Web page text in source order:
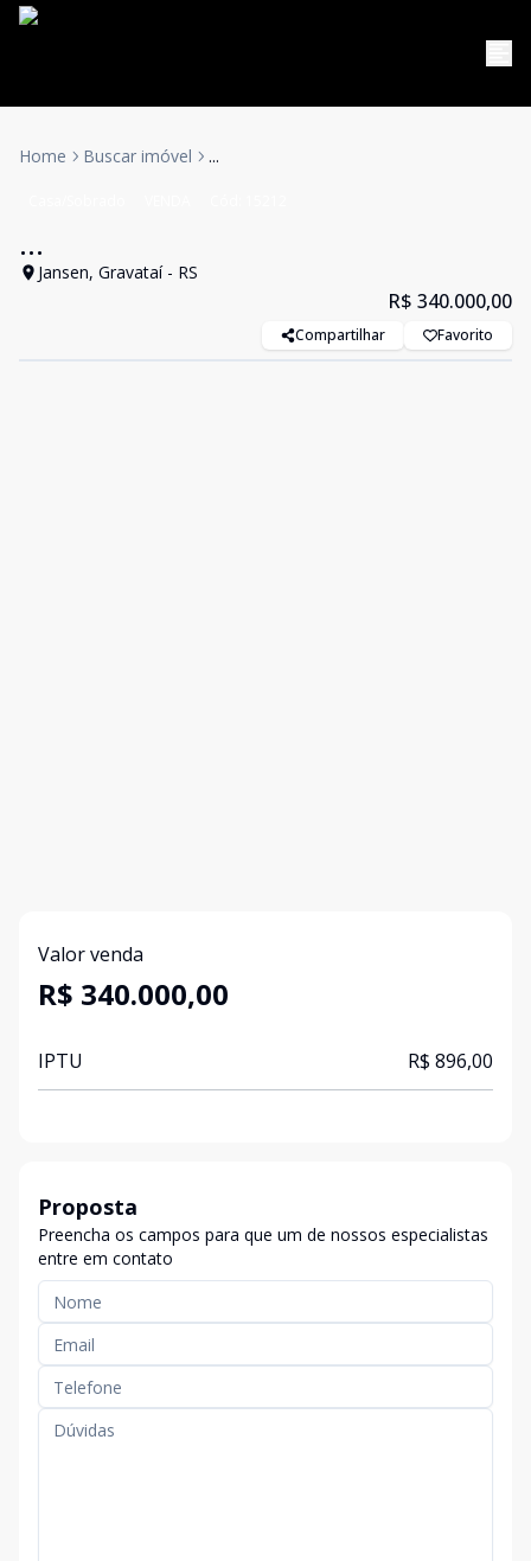
Home Buscar imóvel ...
...
Jansen, Gravataí - RS
R$ 340.000,00
Compartilhar Favorito
Valor venda
R$ 340.000,00
IPTU R$ 896,00
Proposta
Preencha os campos para que um de nossos especialistas
entre em contato